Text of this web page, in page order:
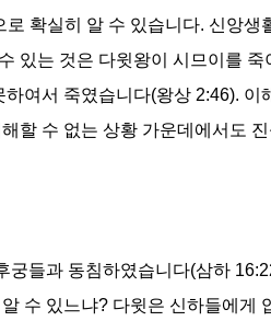
로 확실히 알 수 있습니다. 신앙생
있는 것은 다윗왕이 시므이를
하여서 죽였습니다(왕상 2:46). 이
할 수 없는 상황 가운데에서도
궁들과 동침하였습니다(삼하
수 있느냐? 다윗은 신하들에게